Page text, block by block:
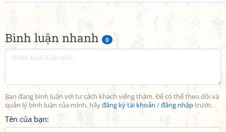
Bình luận nhanh 0
Bạn đang bình luận với tư cách khách viếng thăm. Để có thể theo dõi và
quản lý bình luận của mình, hãyđăng ký tài khoản /đăng nhậptrước.
Tên của bạn: